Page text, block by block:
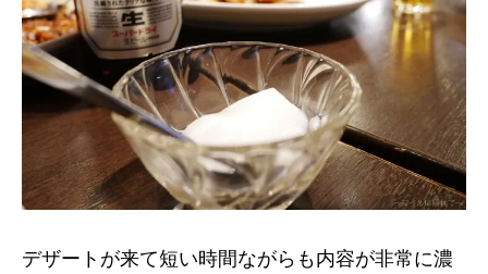
デザートが来て短い時間ながらも内容が非常に濃